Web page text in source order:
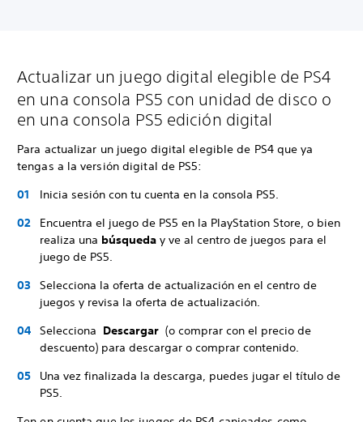
Actualizar un juego digital elegible de PS4
en una consola PS5 con unidad de disco o
en una consola PS5 edición digital
Para actualizar un juego digital elegible de PS4 que ya
tengas a la versión digital de PS5:
Inicia sesión con tu cuenta en la consola PS5.
Encuentra el juego de PS5 en la PlayStation Store, o bien
realiza una búsqueda y ve al centro de juegos para el
juego de PS5.
Selecciona la oferta de actualización en el centro de
juegos y revisa la oferta de actualización.
Selecciona Descargar (o comprar con el precio de
descuento) para descargar o comprar contenido.
Una vez finalizada la descarga, puedes jugar el título de
PS5.